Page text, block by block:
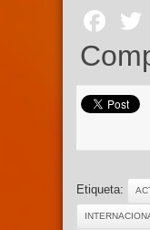
Etiqueta: